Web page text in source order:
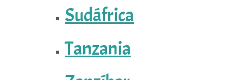
Sudáfrica
Tanzania